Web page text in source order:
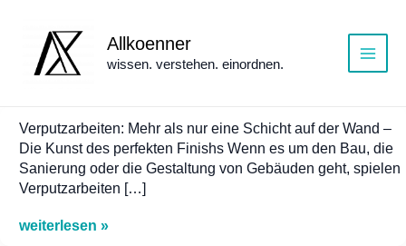
springen
Allkoenner
wissen. verstehen. einordnen.
Main
Verputzarbeiten: Mehr als nur eine Schicht auf der Wand –
Die Kunst des perfekten Finishs Wenn es um den Bau, die
Sanierung oder die Gestaltung von Gebäuden geht, spielen
Verputzarbeiten […]
weiterlesen »